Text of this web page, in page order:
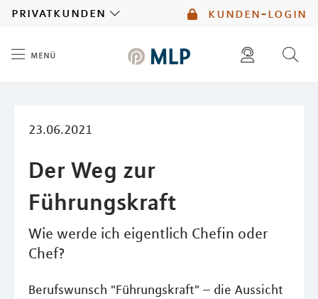
kunden-login
privatkunden
menü
23.06.2021
Der Weg zur
Führungskraft
Wie werde ich eigentlich Chefin oder
Chef?
Berufswunsch "Führungskraft" – die Aussicht